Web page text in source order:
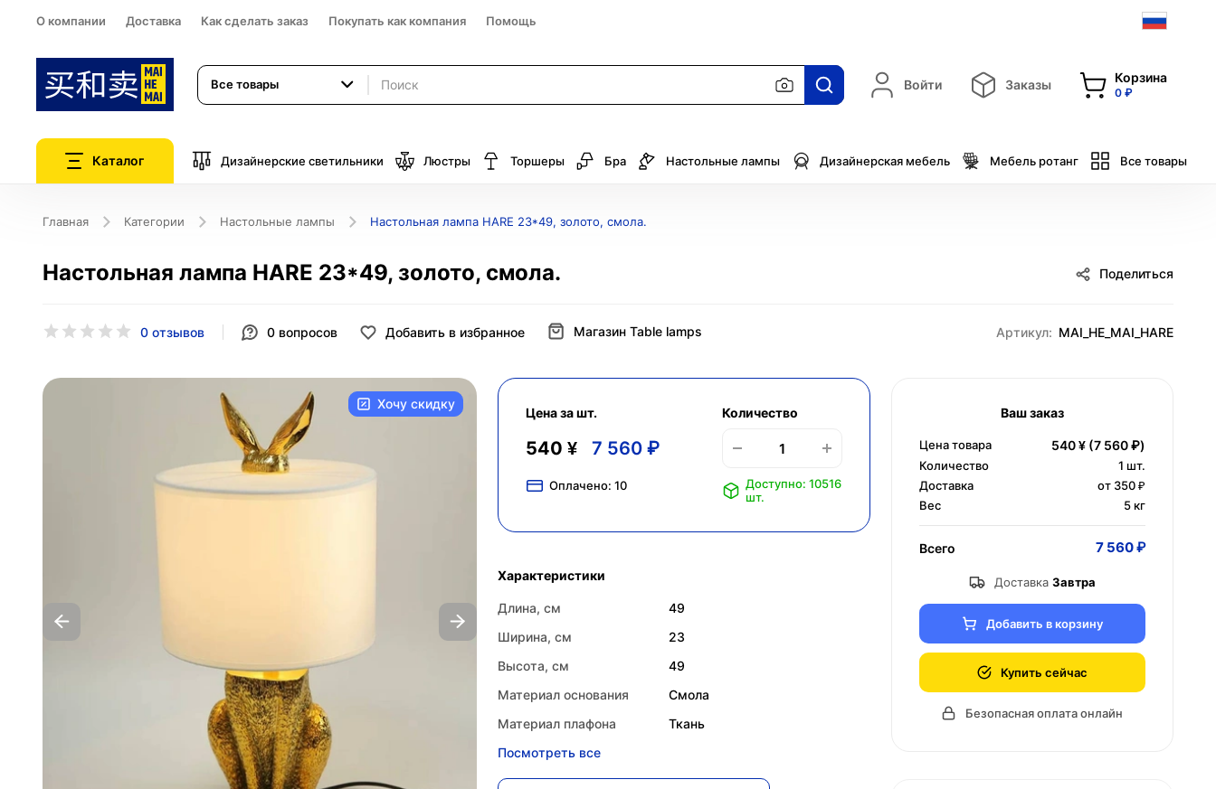
О компании Доставка Как сделать заказ Покупать как компания Помощь
Все товары Войти Заказы Корзина
0 ₽
Каталог Дизайнерские светильники Люстры Торшеры Бра Настольные лампы Дизайнерская мебель Мебель ротанг Все товары
Главная Категории Настольные лампы Настольная лампа HARE 23*49, золото, смола.
Настольная лампа HARE 23*49, золото, смола.
0 отзывов 0 вопросов Добавить в избранное
Поделиться
Магазин Table lamps Артикул: MAI_HE_MAI_HARE
Хочу скидку
Цена за шт.
540 ¥ 7 560 ₽
Оплачено: 10
Количество
Доступно: 10516
шт.
Характеристики
Длина, см
49
Ширина, см
23
Высота, см
49
Материал основания
Смола
Материал плафона
Ткань
Посмотреть все
Ваш заказ
Цена товара 540 ¥ (7 560 ₽)
Количество 1 шт.
Доставка
от 350 ₽
Вес
5 кг
Всего 7 560 ₽
Доставка Завтра
Добавить в корзину
Купить сейчас
Безопасная оплата онлайн